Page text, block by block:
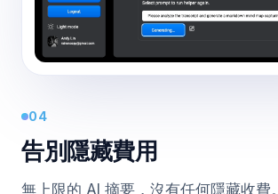
04
告別隱藏費用
無上限的 AI 摘要，沒有任何隱藏收費。